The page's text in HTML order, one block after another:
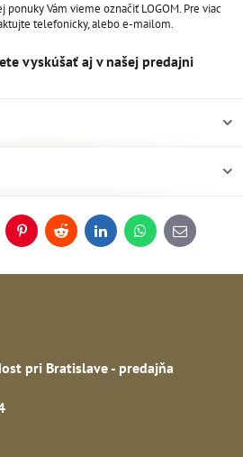
ponuky Vám vieme označiť LOGOM. Pre viac
telefonicky, alebo e-mailom.
vyskúšať aj v našej predajni
PinterestReddit LinkedInWhatsApp
E-
mail
pri Bratislave - predajňa